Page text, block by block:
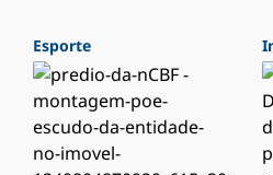
Esporte